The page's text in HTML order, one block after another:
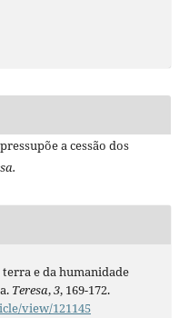
a cessão dos
e da humanidade
Teresa,3, 169-172.
view/121145